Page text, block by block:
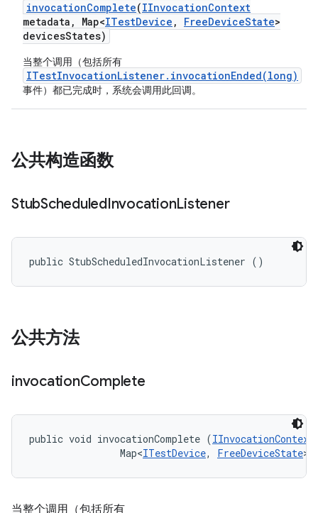
invocationComplete(IInvocationContext
metadata , Map<ITestDevice , FreeDeviceState>
devicesStates)
当整个调用（包括所有
ITestInvocationListener.invocationEnded(long)
事件）都已完成时，系统会调用此回调。
公共构造函数
StubScheduledInvocationListener
public StubScheduledInvocationListener ()
公共方法
invocationComplete
public void invocationComplete (IInvocationContext
                Map<
ITestDevice, FreeDeviceState>
当整个调用（包括所有